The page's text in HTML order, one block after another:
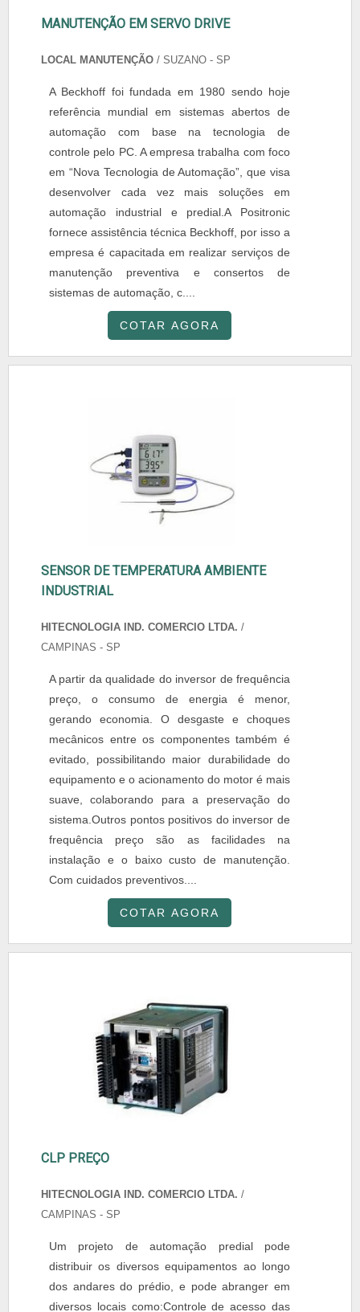
MANUTENÇÃO EM SERVO DRIVE
LOCAL MANUTENÇÃO / SUZANO - SP
A Beckhoff foi fundada em 1980 sendo hoje
referência mundial em sistemas abertos de
automação com base na tecnologia de
controle pelo PC. A empresa trabalha com foco
em “Nova Tecnologia de Automação”, que visa
desenvolver cada vez mais soluções em
automação industrial e predial.A Positronic
fornece assistência técnica Beckhoff, por isso a
empresa é capacitada em realizar serviços de
manutenção preventiva e consertos de
sistemas de automação, c....
COTAR AGORA
SENSOR DE TEMPERATURA AMBIENTE
INDUSTRIAL
HITECNOLOGIA IND. COMERCIO LTDA. /
CAMPINAS - SP
A partir da qualidade do inversor de frequência
preço, o consumo de energia é menor,
gerando economia. O desgaste e choques
mecânicos entre os componentes também é
evitado, possibilitando maior durabilidade do
equipamento e o acionamento do motor é mais
suave, colaborando para a preservação do
sistema.Outros pontos positivos do inversor de
frequência preço são as facilidades na
instalação e o baixo custo de manutenção.
Com cuidados preventivos....
COTAR AGORA
CLP PREÇO
HITECNOLOGIA IND. COMERCIO LTDA. /
CAMPINAS - SP
Um projeto de automação predial pode
distribuir os diversos equipamentos ao longo
dos andares do prédio, e pode abranger em
diversos locais como:Controle de acesso das